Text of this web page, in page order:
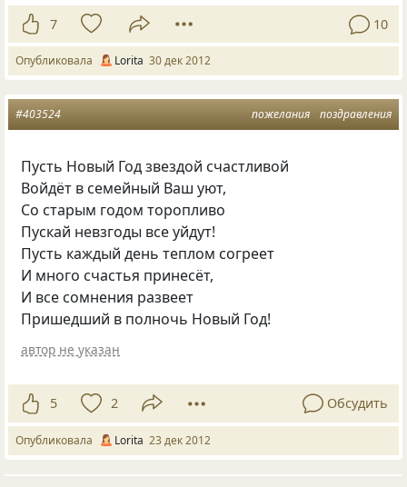
7 10
Опубликовала Lorita 30 дек 2012
пожелания поздравления
#403524
Пусть Новый Год звездой счастливой
Войдёт в семейный Ваш уют,
Со старым годом торопливо
Пускай невзгоды все уйдут!
Пусть каждый день теплом согреет
И много счастья принесёт,
И все сомнения развеет
Пришедший в полночь Новый Год!
автор не указан
5 2 Обсудить
Опубликовала Lorita 23 дек 2012